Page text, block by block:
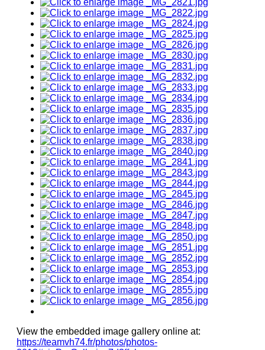
View the embedded image gallery online at:
https://teamvh74.fr/photos/photos-